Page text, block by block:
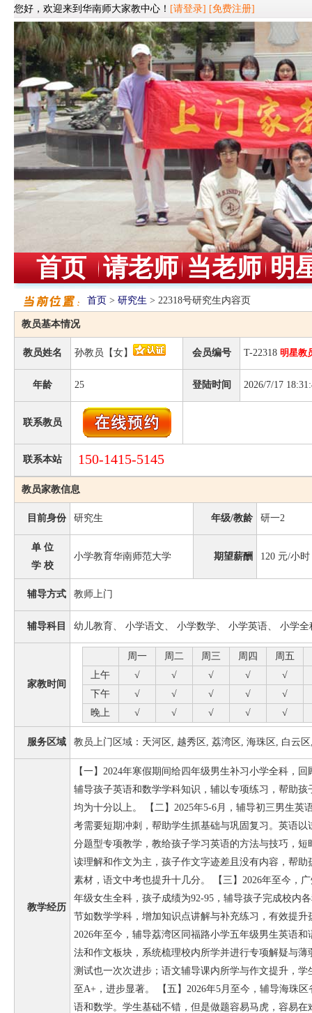
您好，欢迎来到华南师大家教中心！ [请登录] [免费注册]
首页 请老师 当老师 明
首页 > 研究生 > 22318号研究生内容页
教员基本情况
教员姓名 孙教员【女】 会员编号 T-22318 明星教
年龄 25 登陆时间 2026/7/17
联系教员
联系本站 150-1415-5145
教员家教信息
目前身份 研究生 年级/教龄 研一2
单 位
学 校
小学教育华南师范大学 期望薪酬 120 元/小时
辅导方式 教师上门
辅导科目 幼儿教育、 小学语文、 小学数学、 小学英语、 小学全
家教时间
周一 周二 周三 周四 周五
上午
√ √ √ √
√
下午
√ √ √ √
√
晚上
√ √ √ √ √
服务区域 教员上门区域：天河区, 越秀区, 荔湾区, 海珠区, 白云
教学经历
【一】2024年寒假期间给四年级男生补习小学全科，
辅导孩子英语和数学学科知识，辅以专项练习，帮助
均为十分以上。 【二】2025年5-6月，辅导初三男生英
考需要短期冲刺，帮助学生抓基础与巩固复习。英语
分题型专项教学，教给孩子学习英语的方法与技巧，
读理解和作文为主，孩子作文字迹差且没有内容，帮
素材，语文中考也提升十几分。 【三】2026年至今，
年级女生全科，孩子成绩为92-95，辅导孩子完成校内
节如数学学科，增加知识点讲解与补充练习，有效提
2026年至今，辅导荔湾区同福路小学五年级男生英语
法和作文板块，系统梳理校内所学并进行专项解疑与
测试也一次次进步；语文辅导课内所学与作文提升，
至A+，进步显著。 【五】2026年5月至今，辅导海珠
语和数学。学生基础不错，但是做题容易马虎，容易